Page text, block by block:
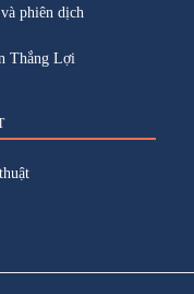
phiên dịch
Thắng Lợi